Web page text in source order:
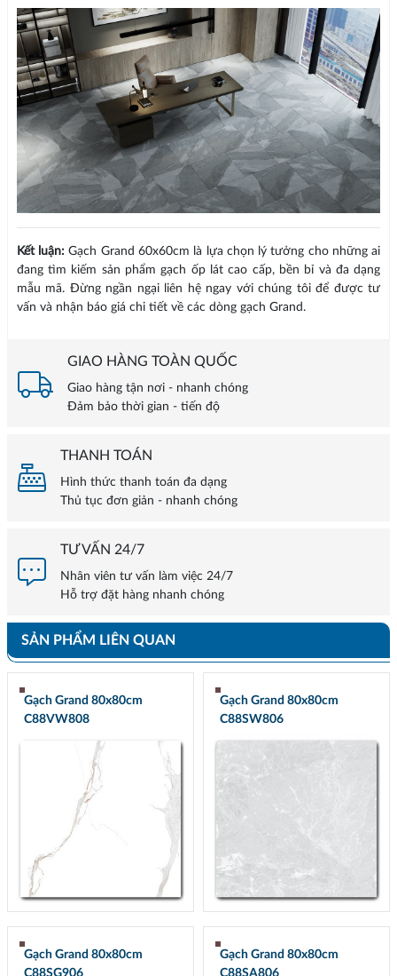
Kết luận:Gạch Grand 60x60cm là lựa chọn lý tưởng cho những ai
đang tìm kiếm sản phẩm gạch ốp lát cao cấp, bền bỉ và đa dạng
mẫu mã. Đừng ngần ngại liên hệ ngay với chúng tôi để được tư
vấn và nhận báo giá chi tiết về các dòng gạch Grand.
GIAO HÀNG TOÀN QUỐC
Giao hàng tận nơi - nhanh chóng
Đảm bảo thời gian - tiến độ
THANH TOÁN
Hình thức thanh toán đa dạng
Thủ tục đơn giản - nhanh chóng
TƯ VẤN 24/7
Nhân viên tư vấn làm việc 24/7
Hỗ trợ đặt hàng nhanh chóng
SẢN PHẨM LIÊN QUAN
Gạch Grand 80x80cm
C88VW808
Gạch Grand 80x80cm
C88SW806
Gạch Grand 80x80cm
Gạch Grand 80x80cm